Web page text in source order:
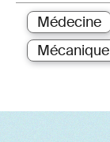
Médecine
Mécanique